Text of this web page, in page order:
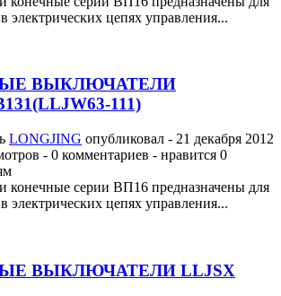
электрических цепях управления...
ВЫКЛЮЧАТЕЛИ
111)
LONGJING опубликовал - 21 декабря 2012
- 0 комментариев - нравится 0
конечные серии ВП16 предназначены для
электрических цепях управления...
ВЫКЛЮЧАТЕЛИ LLJSX